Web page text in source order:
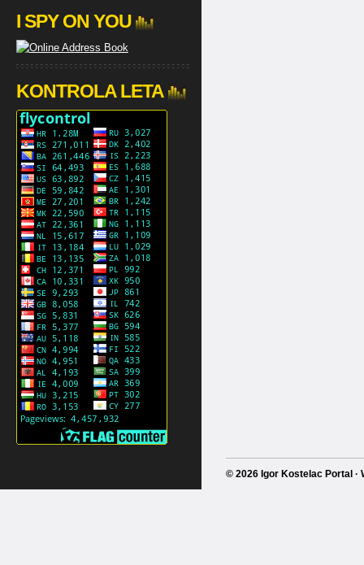
I SPY ON YOU
KONTROLA LETA
© 2026 Igor Kostelac Portal